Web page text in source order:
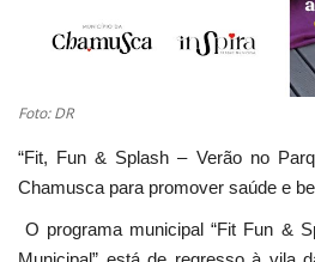
Foto: DR
“Fit, Fun & Splash – Verão no
Chamusca para promover saúde e
O programa municipal “Fit Fun &